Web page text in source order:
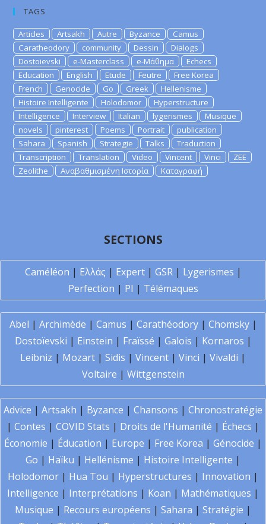
TAGS
Articles Artsakh Autre Byzance
Camus
Caratheodory
community Dessin
Dialogs
Dostoievski
e-Masterclass e-Μάθημα
Echecs
Education
English Etude Feutre
Free Korea
French
Genocide Go Greek
Hellenisme
Histoire Intelligente
Holodomor
Hyperstructure
Intelligence
Interview Italian lygerismes
Musique
novels
pinterest Poems Portrait
publication
Sahara
Spanish Strategie Talks
Traduction
Transcription
Translation Video Vincent Vinci
ZEE
Zeolithe
Αναβαθμισμένη Ιστορία Καταγραφή
SECTIONS
Caméléon | Ελλάς | Expert| GSR| Lygerismes |
Perfection | PI | Télémaques
Abel | Archimède | Camus | Carathéodory| Chomsky|
Dostoïevski | Einstein | Fraïssé | Galois | Kornaros |
Leibniz | Mozart | Sidis | Vincent | Vinci | Vivaldi |
Voltaire | Wittgenstein
Advice | Artsakh | Byzance | Chansons | Chronostratégie
| Contes | COVID Stats | Droits de l'Humanité | Échecs |
Économie | Éducation | Europe | Free Korea | Génocide |
Go | Haïku | Hellénisme | Histoire Intelligente |
Holodomor | Hua Tou | Hyperstructures | Innovation |
Intelligence | Interprétations | Koan | Mathématiques |
Musique | Recours européens | Sahara | Stratégie |